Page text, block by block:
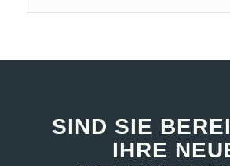
SIND SIE
IHRE